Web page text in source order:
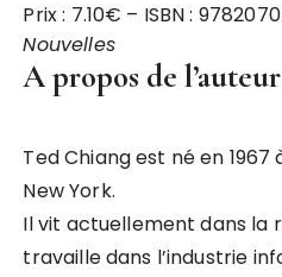
Prix : 7.10€ – ISBN :
Nouvelles
A propos de l’auteur
Ted Chiang est né en
New York.
Il vit actuellement dans la
travaille dans l’industrie